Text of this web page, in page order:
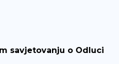
savjetovanju o Odluci